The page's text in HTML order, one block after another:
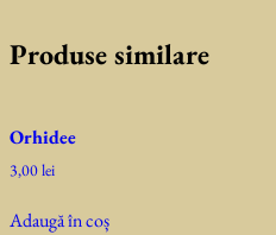
Produse similare
Orhidee
3,00lei
Adaugă în coș